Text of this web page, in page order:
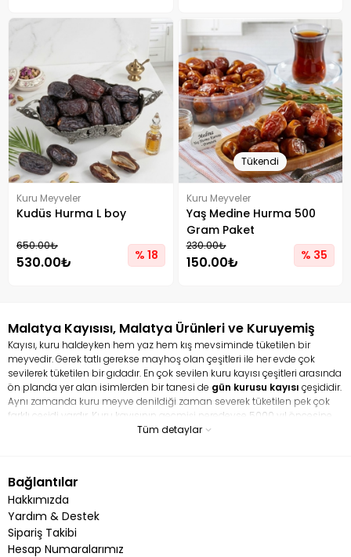
Kuru Meyveler
Kudüs Hurma L boy
650.00₺
530.00₺ % 18
Tükendi
Kuru Meyveler
Yaş Medine Hurma 500
Gram Paket
230.00₺
150.00₺ % 35
Malatya Kayısısı, Malatya Ürünleri ve Kuruyemiş
Kayısı, kuru haldeyken hem yaz hem kış mevsiminde tüketilen bir
meyvedir. Gerek tatlı gerekse mayhoş olan çeşitleri ile her evde çok
sevilerek tüketilen bir gıdadır. En çok sevilen kuru kayısı çeşitleri arasında
ön planda yer alan isimlerden bir tanesi de gün kurusu kayısı çeşididir.
Aynı zamanda kuru meyve denildiği zaman severek tüketilen pek çok
farklı çeşidi vardır. Kuru kayısının geçmişi neredeyse 5000 yıl öncesine
dayanır. Hem taze kayısı hem de kurusu ile tamamen bir şifa
gıdadır. Aynı zamanda lif bakımından zengin bir içeriğe sahip olduğu
için bağırsak problemini çözmeye yardım eder. İçerisindeki potasyum
kalp sağlığını korurken, magnezyum ise kan basıncını dengeler.
Kuru Kayısı Besin Değeri Nedir?
Tüm detaylar
Bağlantılar
Hakkımızda
Yardım & Destek
Sipariş Takibi
Hesap Numaralarımız